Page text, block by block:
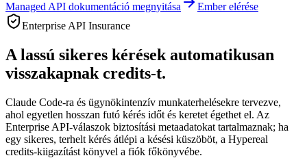
Managed API dokumentáció megnyitása
Ember elérése
Enterprise API Insurance
A lassú sikeres kérések automatikusan
visszakapnak credits-t.
Claude Code-ra és ügynökintenzív munkaterhelésekre tervezve,
ahol egyetlen hosszan futó kérés időt és keretet égethet el. Az
Enterprise API-válaszok biztosítási metaadatokat tartalmaznak; ha
egy sikeres, terhelt kérés átlépi a késési küszöböt, a Hypereal
credits-kiigazítást könyvel a fiók főkönyvébe.